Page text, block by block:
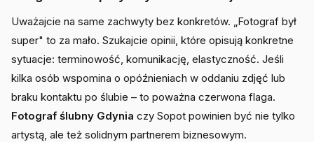
Uważajcie na same zachwyty bez konkretów. „Fotograf był
super" to za mało. Szukajcie opinii, które opisują konkretne
sytuacje: terminowość, komunikację, elastyczność. Jeśli
kilka osób wspomina o opóźnieniach w oddaniu zdjęć lub
braku kontaktu po ślubie – to poważna czerwona flaga.
Fotograf ślubny Gdynia czy Sopot powinien być nie tylko
artystą, ale też solidnym partnerem biznesowym.